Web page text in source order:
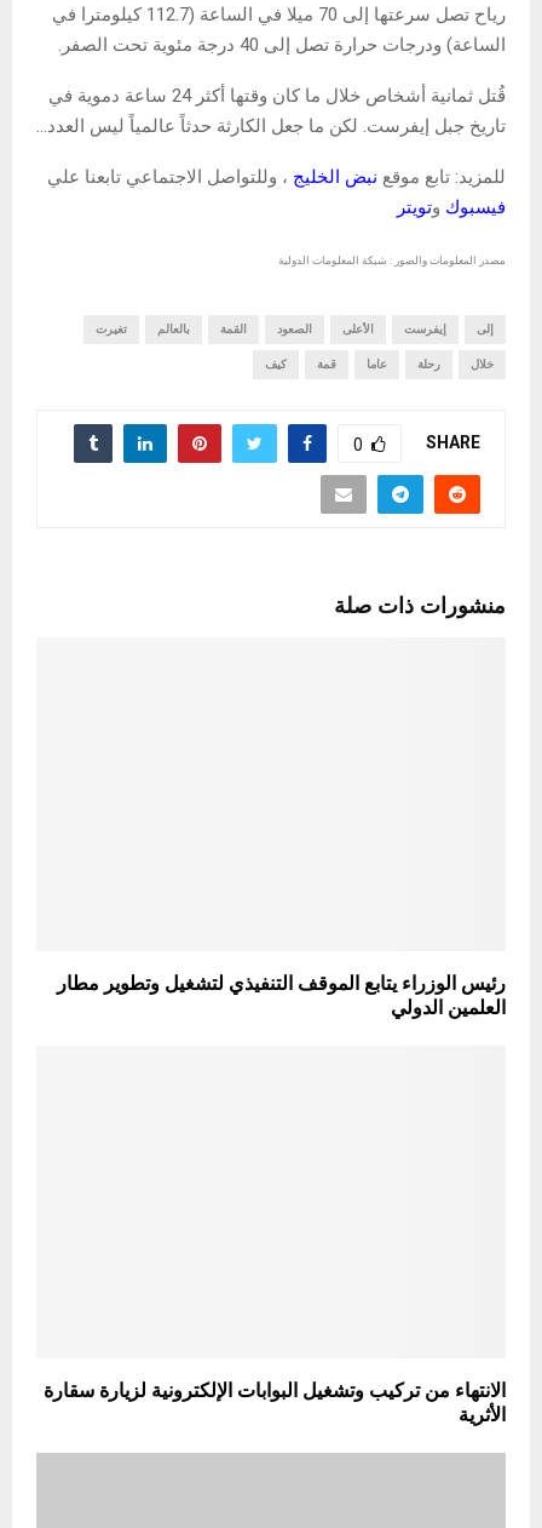
رياح تصل سرعتها إلى 70 ميلا في الساعة (112.7 كيلومترا في
الساعة) ودرجات حرارة تصل إلى 40 درجة مئوية تحت الصفر.
قُتل ثمانية أشخاص خلال ما كان وقتها أكثر 24 ساعة دموية في
تاريخ جبل إيفرست. لكن ما جعل الكارثة حدثاً عالمياً ليس العدد…
للمزيد: تابع موقع نبض الخليج ، وللتواصل الاجتماعي تابعنا علي
فيسبوك وتويتر
مصدر المعلومات والصور : شبكة المعلومات الدولية
إلى إيفرست الأعلى الصعود القمة بالعالم تغيرت
خلال رحلة عاما قمة كيف
SHARE
0
منشورات ذات صلة
رئيس الوزراء يتابع الموقف التنفيذي لتشغيل وتطوير مطار
العلمين الدولي
الانتهاء من تركيب وتشغيل البوابات الإلكترونية لزيارة سقارة
الأثرية